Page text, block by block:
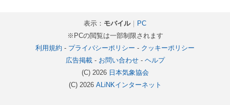
表示： モバイル｜ PC
※PCの閲覧は一部制限されます
利用規約 - プライバシーポリシー - クッキーポリシー
広告掲載- お問い合わせ- ヘルプ
(C) 2026 日本気象協会
(C) 2026 ALiNKインターネット